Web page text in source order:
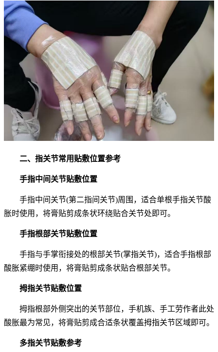
二、指关节常用贴敷位置参考
手指中间关节贴敷位置
手指中间关节(第二指间关节)周围，适合单根手指关节酸
胀时使用，将膏贴剪成条状环绕贴合关节处即可。
手指根部关节贴敷位置
手指与手掌衔接处的根部关节(掌指关节)，适合手指根部
酸胀紧绷时使用，将膏贴剪成条状贴合根部关节。
拇指关节贴敷位置
拇指根部外侧突出的关节部位，手机族、手工劳作者此处
酸胀最为常见，将膏贴剪成合适条状覆盖拇指关节区域即可。
多指关节贴敷参考